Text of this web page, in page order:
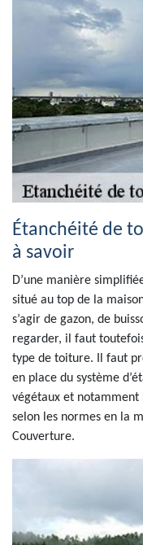
Étanchéité de
à savoir
D’une manière
situé au top de la
s’agir de gazon, de
regarder, il faut
type de toiture. Il faut
en place du système
végétaux et notamment
selon les normes en la
Couverture.